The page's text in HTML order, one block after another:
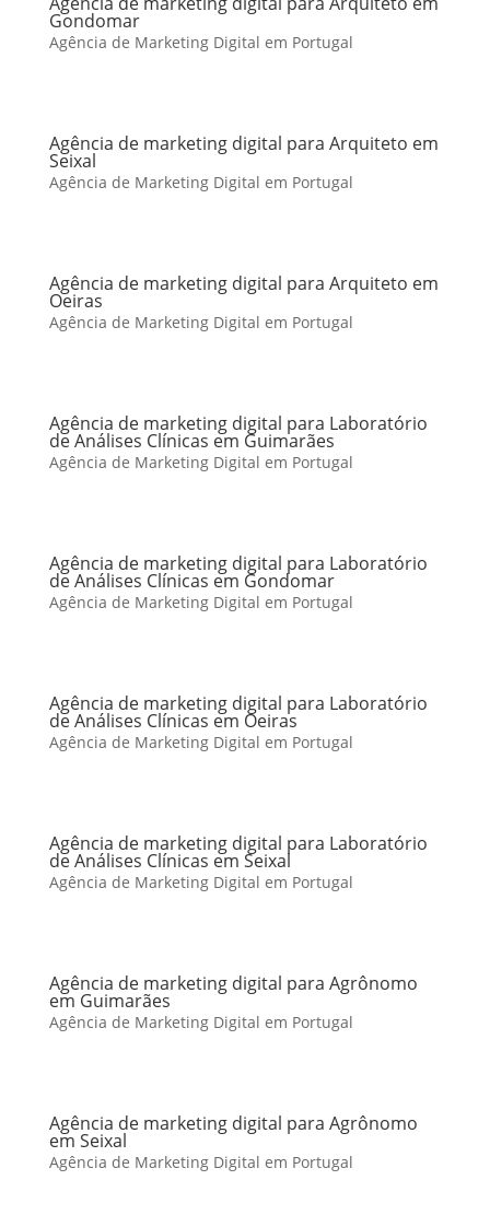
Gondomar
Agência de Marketing Digital em Portugal
Agência de marketing digital para Arquiteto em
Seixal
Agência de Marketing Digital em Portugal
Agência de marketing digital para Arquiteto em
Oeiras
Agência de Marketing Digital em Portugal
Agência de marketing digital para Laboratório
de Análises Clínicas em Guimarães
Agência de Marketing Digital em Portugal
Agência de marketing digital para Laboratório
de Análises Clínicas em Gondomar
Agência de Marketing Digital em Portugal
Agência de marketing digital para Laboratório
de Análises Clínicas em Oeiras
Agência de Marketing Digital em Portugal
Agência de marketing digital para Laboratório
de Análises Clínicas em Seixal
Agência de Marketing Digital em Portugal
Agência de marketing digital para Agrônomo
em Guimarães
Agência de Marketing Digital em Portugal
Agência de marketing digital para Agrônomo
em Seixal
Agência de Marketing Digital em Portugal